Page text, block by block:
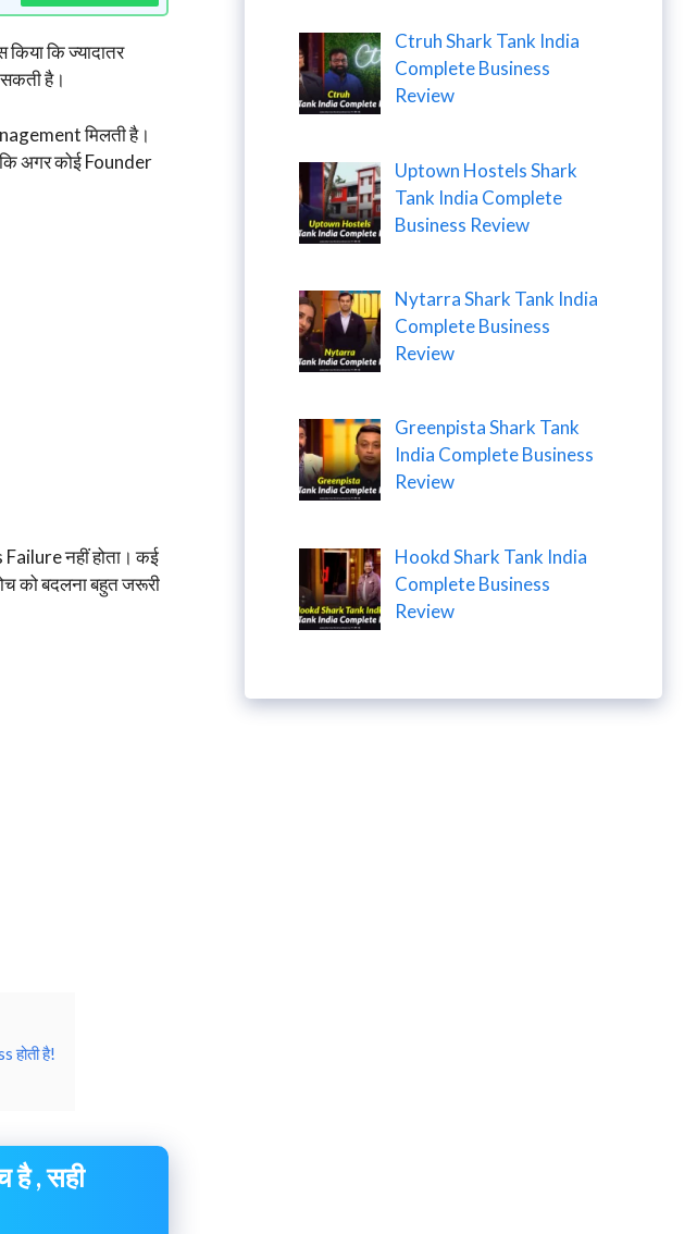
कि ज्यादातर
है।
मिलती है।
अगर कोई Founder
नहीं होता। कई
को बदलना बहुत जरूरी
होती है!
, सही
Ctruh Shark Tank India
Complete Business
Review
Uptown Hostels Shark
Tank India Complete
Business Review
Nytarra Shark Tank India
Complete Business
Review
Greenpista Shark Tank
India Complete Business
Review
Hookd Shark Tank India
Complete Business
Review